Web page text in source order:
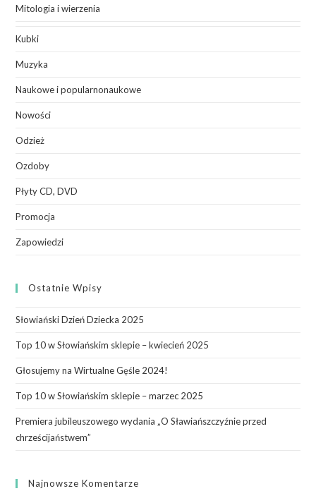
Mitologia i wierzenia
Kubki
Muzyka
Naukowe i popularnonaukowe
Nowości
Odzież
Ozdoby
Płyty CD, DVD
Promocja
Zapowiedzi
Ostatnie Wpisy
Słowiański Dzień Dziecka 2025
Top 10 w Słowiańskim sklepie – kwiecień 2025
Głosujemy na Wirtualne Gęśle 2024!
Top 10 w Słowiańskim sklepie – marzec 2025
Premiera jubileuszowego wydania „O Sławiańszczyźnie przed
chrześcijaństwem”
Najnowsze Komentarze